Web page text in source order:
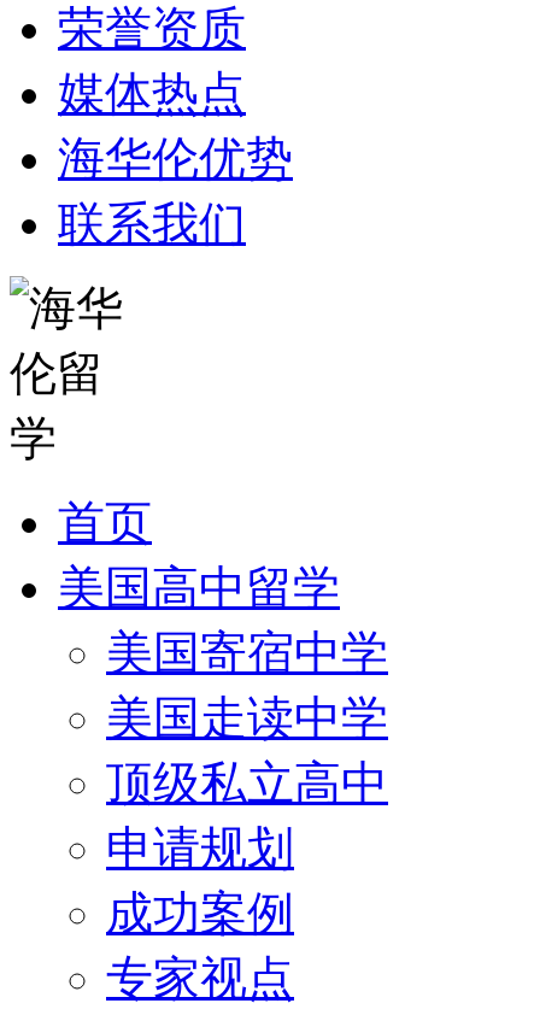
荣誉资质
媒体热点
海华伦优势
联系我们
首页
美国高中留学
美国寄宿中学
美国走读中学
顶级私立高中
申请规划
成功案例
专家视点